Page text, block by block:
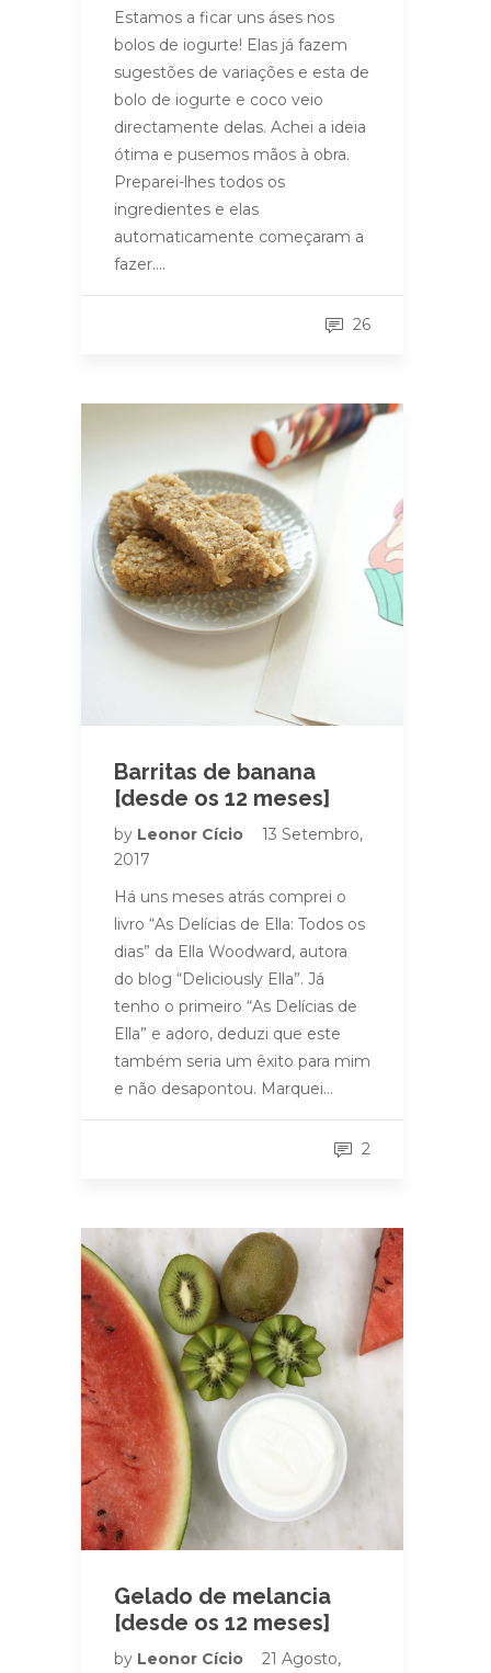
Estamos a ficar uns áses nos
bolos de iogurte! Elas já fazem
sugestões de variações e esta de
bolo de iogurte e coco veio
directamente delas. Achei a ideia
ótima e pusemos mãos à obra.
Preparei-lhes todos os
ingredientes e elas
automaticamente começaram a
fazer….
26
Barritas de banana
[desde os 12 meses]
by Leonor Cício
13 Setembro,
2017
Há uns meses atrás comprei o
livro “As Delícias de Ella: Todos os
dias” da Ella Woodward, autora
do blog “Deliciously Ella”. Já
tenho o primeiro “As Delícias de
Ella” e adoro, deduzi que este
também seria um êxito para mim
e não desapontou. Marquei…
2
Gelado de melancia
[desde os 12 meses]
by Leonor Cício
21 Agosto,